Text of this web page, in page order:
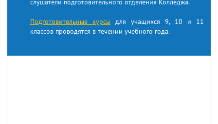
Подготовительные курсы для учащихся 9, 10 и 11
классов проводятся в течении учебного года.